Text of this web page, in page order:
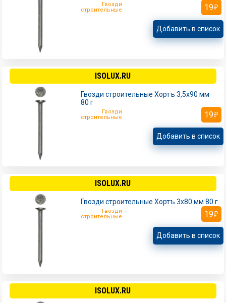
Гвозди
строительные
19
Добавить в список
ISOLUX.RU
Гвозди строительные Хортъ 3,5х90 мм
80 г
Гвозди
строительные
19
Добавить в список
ISOLUX.RU
Гвозди строительные Хортъ 3х80 мм 80 г
Гвозди
строительные
19
Добавить в список
ISOLUX.RU